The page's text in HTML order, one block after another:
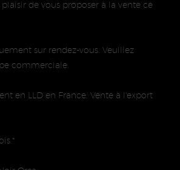
de vous proposer à la vente ce
sur rendez-vous. Veuillez
commerciale.
en LLD en France. Vente à l'export